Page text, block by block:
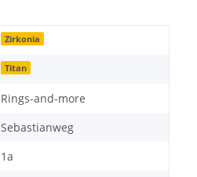
Zirkonia
Titan
Rings-and-more
Sebastianweg
1a